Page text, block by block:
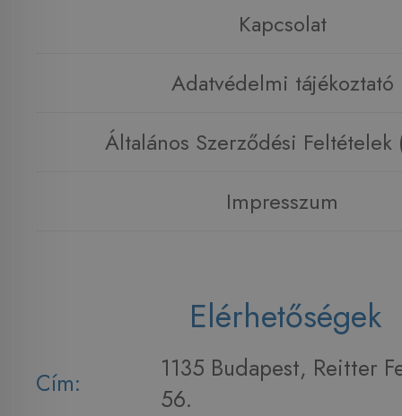
Kapcsolat
Adatvédelmi tájékoztató
Általános Szerződési Feltételek
Impresszum
Elérhetőségek
Cím:
1135 Budapest, Reitter
56.